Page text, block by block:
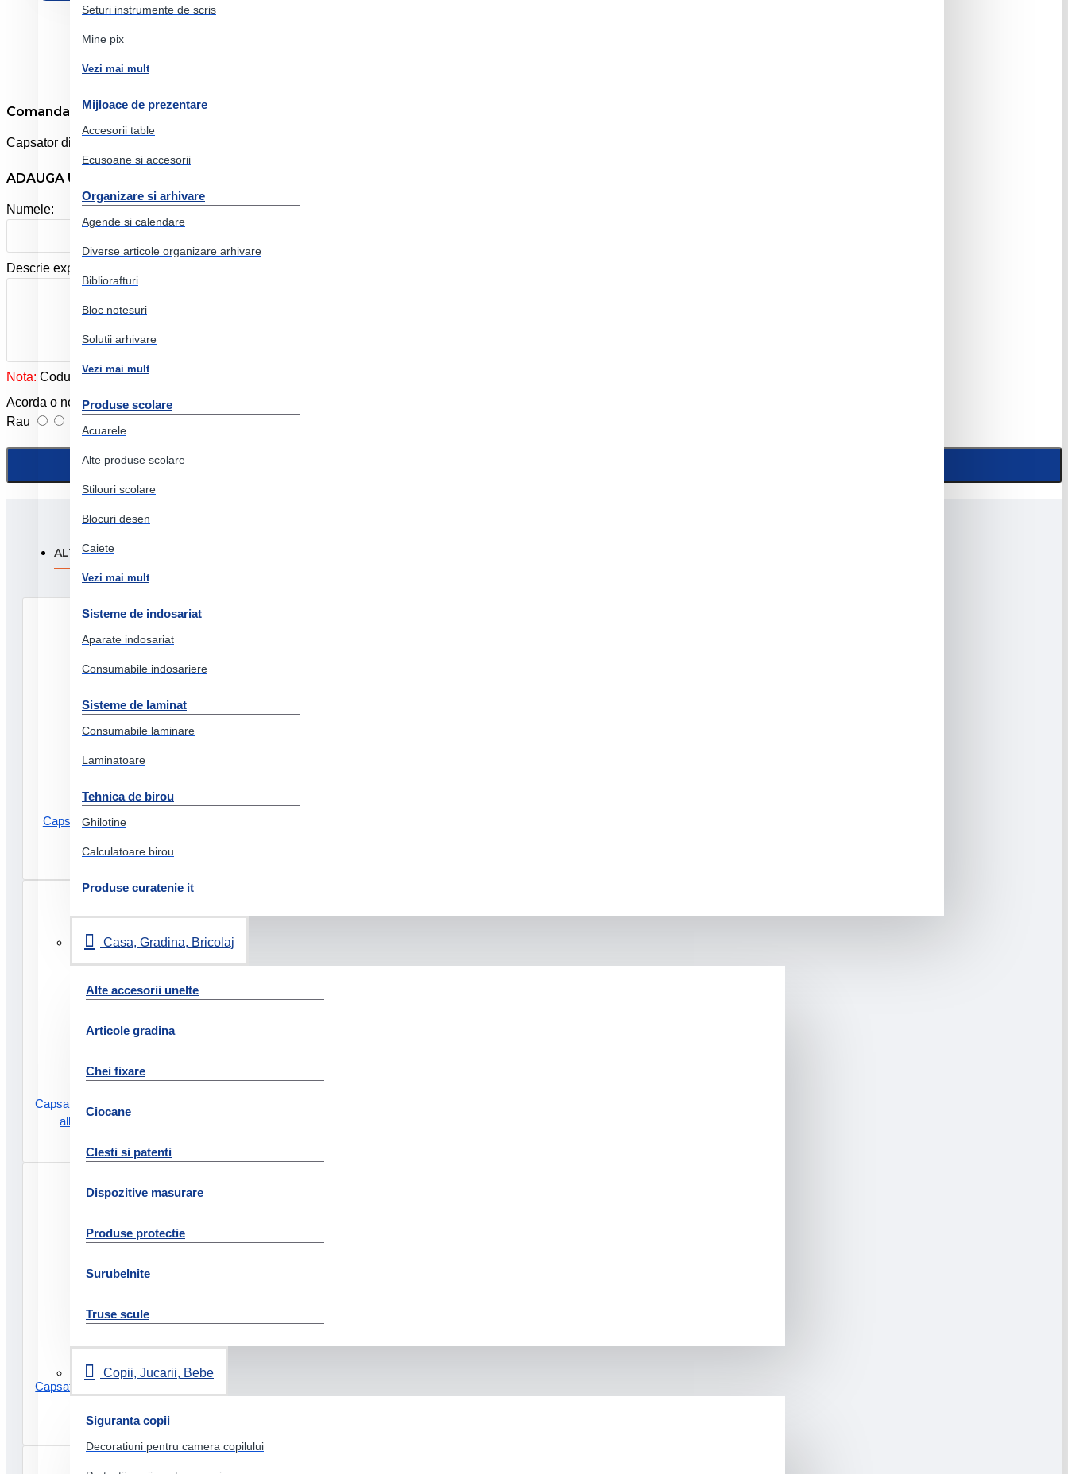
Seturi instrumente de scris
Mine pix
Vezi mai mult
Mijloace de prezentare
Accesorii table
Ecusoane si accesorii
Organizare si arhivare
Agende si calendare
Diverse articole organizare arhivare
Bibliorafturi
Bloc notesuri
Solutii arhivare
Vezi mai mult
Produse scolare
Acuarele
Alte produse scolare
Stilouri scolare
Blocuri desen
Caiete
Vezi mai mult
Sisteme de indosariat
Aparate indosariat
Consumabile indosariere
Sisteme de laminat
Consumabile laminare
Laminatoare
Tehnica de birou
Ghilotine
Calculatoare birou
Produse curatenie it
Casa, Gradina, Bricolaj
Alte accesorii unelte
Articole gradina
Chei fixare
Ciocane
Clesti si patenti
Dispozitive masurare
Produse protectie
Surubelnite
Truse scule
Copii, Jucarii, Bebe
Siguranta copii
Decoratiuni pentru camera copilului
Comanda online Capsator 25 coli 24/6 model c-12 argintiu noki
Capsator din metal. Capacitate de capsare: 25 de coli.
ADAUGA UN REVIEW
Numele:
Descrie experienta ta cu produsul:
Nota: Codul HTML este citit ca şi text!
Acorda o nota produslui:
Rau
ALTI CLIENTI AU FOST INTERESATI SI DE:
Capsator 10 coli 24/6 26/6 eco
27.53 Lei
Capsator 10 coli 24/6 26/6 mini f4
albastru translucid rapid
Capsator 10 coli 24/6 26/6 mini f4
24.77 Lei